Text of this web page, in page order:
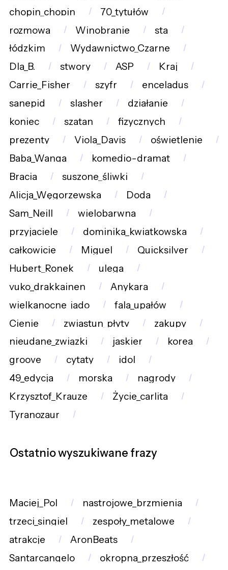
chopin_chopin
70_tytułów
rozmowa
Winobranie
sta
łódzkim
Wydawnictwo_Czarne
Dla_B.
stwory ASP
Kraj
Carrie_Fisher
szyfr
enceladus
sanepid
slasher
działanie
koniec
szatan
fizycznych
prezenty
Viola_Davis
oświetlenie
Baba_Wanga
komedio-dramat
Bracia
suszone_śliwki
Alicja_Węgorzewska
Doda
Sam_Neill
wielobarwna
przyjaciele
dominika_kwiatkowska
całkowicie
Miguel
Quicksilver
Hubert_Ronek
ulega
vuko_drakkainen
Anykara
wielkanocne_jado
fala_upałów
Cienie
zwiastun_płyty
zakupy
nieudane_związki
jaskier
korea
groove
cytaty
idol
49_edycja
morska
nagrody
Krzysztof_Krauze
Życie_carlita
Tyranozaur
Ostatnio wyszukiwane frazy
Maciej_Pol
nastrojowe_brzmienia
trzeci_singiel
zespoły_metalowe
atrakcje
AronBeats
Santarcangelo
okropna_przeszłość